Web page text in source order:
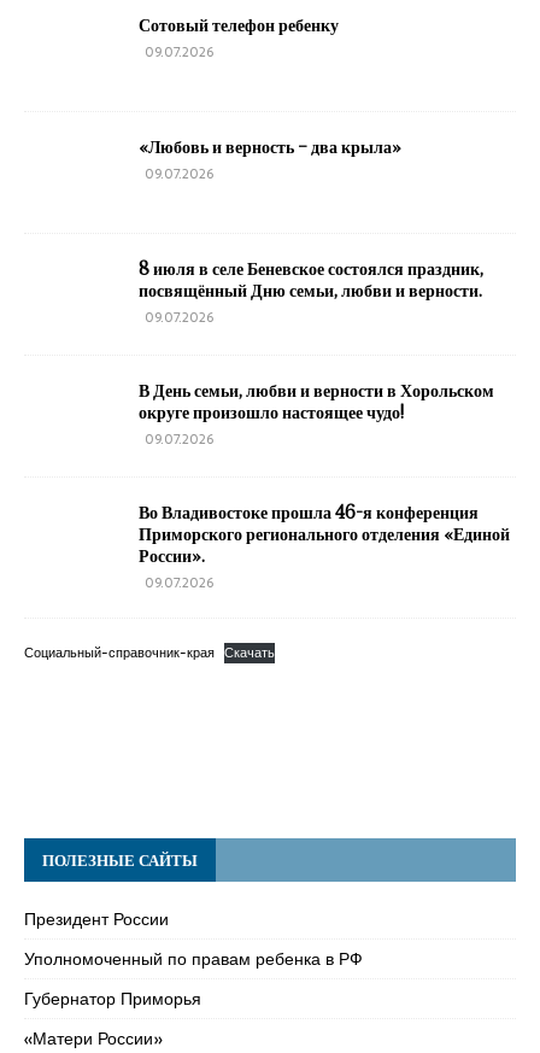
Сотовый телефон ребенку
09.07.2026
«Любовь и верность – два крыла»
09.07.2026
8 июля в селе Беневское состоялся праздник,
посвящённый Дню семьи, любви и верности.
09.07.2026
В День семьи, любви и верности в Хорольском
округе произошло настоящее чудо!
09.07.2026
Во Владивостоке прошла 46-я конференция
Приморского регионального отделения «Единой
России».
09.07.2026
Социальный-справочник-края Скачать
ПОЛЕЗНЫЕ САЙТЫ
Президент России
Уполномоченный по правам ребенка в РФ
Губернатор Приморья
«Матери России»